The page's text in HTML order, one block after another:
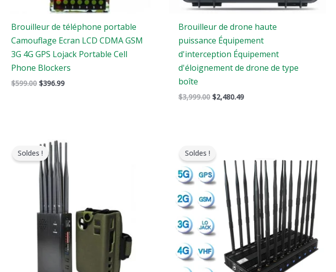
Brouilleur de téléphone portable
Camouflage Ecran LCD CDMA GSM
3G 4G GPS Lojack Portable Cell
Phone Blockers
$599.00 $396.99
Brouilleur de drone haute
puissance Équipement
d'interception Équipement
d'éloignement de drone de type
boîte
$3,999.00 $2,480.49
Soldes ! Soldes !
était
:
$1,399.00.
est
:
$719.88.